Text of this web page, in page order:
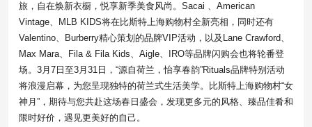
旅，自在焕新衣橱，悦享新季美食风尚。Sacai 、American
Vintage、MLB KIDS将在比斯特上海购物村全新亮相，同时还有
Valentino、Burberry精心策划的品牌VIP活动，以及Lane Crawford、
Max Mara、Fila & Fila Kids、Aigle、IRO等品牌闪购会也将轮番登
场。3月7日至3月31日，“源自荷兰，怡享春韵”Rituals品牌特别活动
将浪漫启幕，为您呈现独特的荷兰式生活美学。比斯特上海购物村“女
神月”，期待与您共赴这场春日盛会，发现更多元的风格、臻品佳肴和
限时好价，遇见更美好的自己。